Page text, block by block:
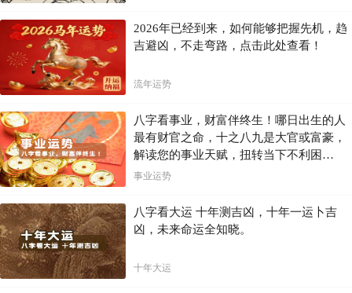
2026年已经到来，如何能够把握先机，趋
吉避凶，不走弯路，点击此处查看！
流年运势
八字看事业，财富伴终生！哪日出生的人
最有财官之命，十之八九是大官或富豪，
解读您的事业天赋，扭转当下不利困
局！！
事业运势
八字看大运 十年测吉凶，十年一运卜吉
凶，未来命运全知晓。
十年大运